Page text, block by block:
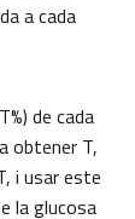
a cada
de cada
obtener T,
i usar este
la glucosa